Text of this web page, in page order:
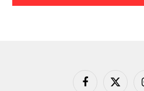
FacebookX